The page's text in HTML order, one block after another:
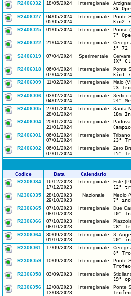
R2406032
18/05/2024 Interregionale
3º
R2406027
04/05/2024
05/05/2024
Interregionale
Ponte
Rio2
R2406025
01/05/2024 Interregionale
Ponso
7°
R2406022
21/04/2024 Interregionale
5° 72
S2406019
07/04/2024 Sperimentale
IX°
R2406018
06/04/2024
07/04/2024
Interregionale
Ponte
Rio1
R2406009
11/02/2024 Interregionale
Malo
23
R2406006
03/02/2024
04/02/2024
Interregionale
Sedico
24°
R2406005
27/01/2024
28/01/2024
Interregionale
Santa
18m
R2406004
20/01/2024
21/01/2024
Interregionale
Padova
R2406001
06/01/2024
07/01/2024
Interregionale
Tribano
23°
R2406002
06/01/2024
07/01/2024
Interregionale
Zero
15°
Codice Data Calendario
R2306084
16/12/2023
17/12/2023
Interregionale
Este
12°
N2306035
28/10/2023
29/10/2023
Nazionale
Meolo
7°
R2306065
07/10/2023
08/10/2023
Interregionale
Due
10°
R2306066
07/10/2023
08/10/2023
Interregionale
28°
R2306064
30/09/2023
01/10/2023
Interregionale
S.
20°
R2306061
17/09/2023 Interregionale
8°
R2306059
10/09/2023 Interregionale
Ponte
R2306058
03/09/2023 Interregionale
19°
R2306056
12/08/2023
13/08/2023
Interregionale
Ponte